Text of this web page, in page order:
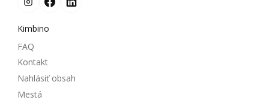
Kimbino
FAQ
Kontakt
Nahlásiť obsah
Mestá